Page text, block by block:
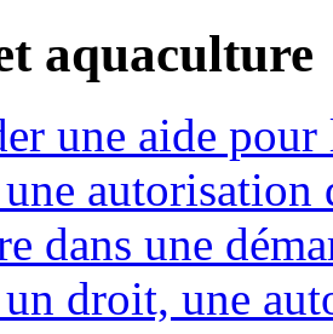
aquaculture
une aide
autorisation
dans une
droit, une